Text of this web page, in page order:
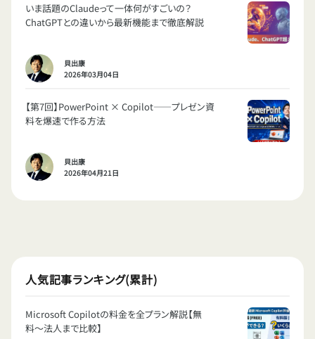
いま話題のClaudeって一体何がすごいの？
ChatGPTとの違いから最新機能まで徹底解説
貝出康
2026年03月04日
【第7回】PowerPoint × Copilot——プレゼン資
料を爆速で作る方法
貝出康
2026年04月21日
人気記事ランキング(累計)
Microsoft Copilotの料金を全プラン解説【無
料〜法人まで比較】